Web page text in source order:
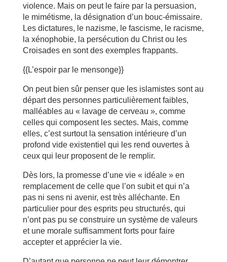
violence. Mais on peut le faire par la persuasion,
le mimétisme, la désignation d’un bouc-émissaire.
Les dictatures, le nazisme, le fascisme, le racisme,
la xénophobie, la persécution du Christ ou les
Croisades en sont des exemples frappants.
{{L’espoir par le mensonge}}
On peut bien sûr penser que les islamistes sont au
départ des personnes particulièrement faibles,
malléables au « lavage de cerveau », comme
celles qui composent les sectes. Mais, comme
elles, c’est surtout la sensation intérieure d’un
profond vide existentiel qui les rend ouvertes à
ceux qui leur proposent de le remplir.
Dès lors, la promesse d’une vie « idéale » en
remplacement de celle que l’on subit et qui n’a
pas ni sens ni avenir, est très alléchante. En
particulier pour des esprits peu structurés, qui
n’ont pas pu se construire un système de valeurs
et une morale suffisamment forts pour faire
accepter et apprécier la vie.